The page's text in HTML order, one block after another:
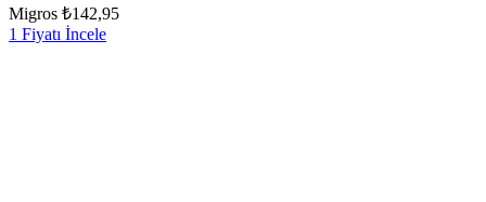
Migros ₺142,95
1 Fiyatı İncele